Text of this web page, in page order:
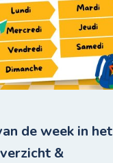
de week in het
&